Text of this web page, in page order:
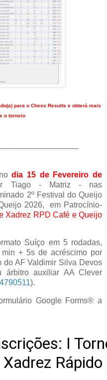
para o Chess Results e obterá mais
o torneio
nodia 15 de Fevereiro de
Tiago - Matriz - nas
2º Festival do Queijo
2026, em Patrocínio-
Xadrez RPD Café e Queijo
Suíço em 5 rodadas,
+ 5s de acréscimo por
do AF Valdimir Silva Devos
auxiliar AA Clever
).
Google Forms® a